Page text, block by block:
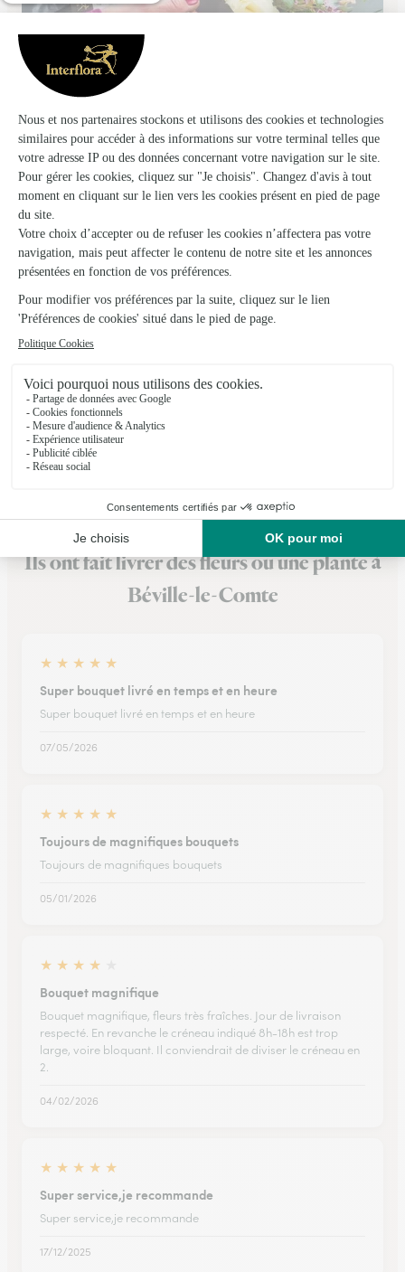
Chez Ugo et Lea
Rambouillet
★★★★★4 (44)
2, Place Fernand Prud'Homme
Voir la boutique
Nogent le Roi
★★★★★4.7 (25)
19-21, rue Général de Gaulle
Voir la boutique
Ils ont fait livrer des fleurs ou une plante à
Béville-le-Comte
★ ★ ★ ★ ★
Super bouquet livré en temps et en heure
Super bouquet livré en temps et en heure
07/05/2026
★ ★ ★ ★ ★
Toujours de magnifiques bouquets
Toujours de magnifiques bouquets
05/01/2026
★ ★ ★ ★
Bouquet magnifique
Bouquet magnifique, fleurs très fraîches. Jour de livraison
respecté. En revanche le créneau indiqué 8h-18h est trop
large, voire bloquant. Il conviendrait de diviser le créneau en
2.
04/02/2026
★ ★ ★ ★ ★
Super service,je recommande
Super service,je recommande
17/12/2025